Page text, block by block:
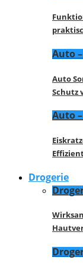
Auto
Auto
Schutz
Auto
Drogerie